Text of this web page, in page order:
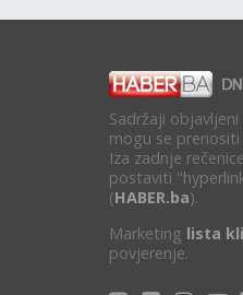
Sadržaji
mogu se
Iza zadnje
postaviti
(HABER.ba).
Marketing lista
povjerenje.